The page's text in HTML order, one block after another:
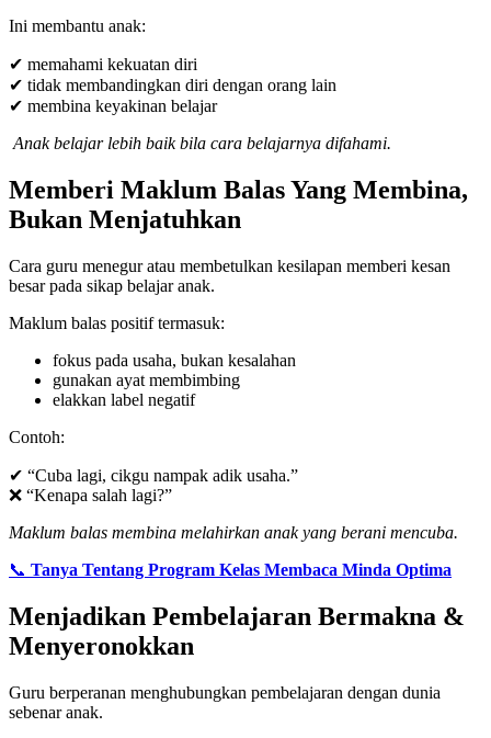
Ini membantu anak:
✔ memahami kekuatan diri
✔ tidak membandingkan diri dengan orang lain
✔ membina keyakinan belajar
Anak belajar lebih baik bila cara belajarnya difahami.
Memberi Maklum Balas Yang Membina,
Bukan Menjatuhkan
Cara guru menegur atau membetulkan kesilapan memberi kesan
besar pada sikap belajar anak.
Maklum balas positif termasuk:
fokus pada usaha, bukan kesalahan
gunakan ayat membimbing
elakkan label negatif
Contoh:
✔ “Cuba lagi, cikgu nampak adik usaha.”
❌ “Kenapa salah lagi?”
Maklum balas membina melahirkan anak yang berani mencuba.
📞 Tanya Tentang Program Kelas Membaca Minda Optima
Menjadikan Pembelajaran Bermakna &
Menyeronokkan
Guru berperanan menghubungkan pembelajaran dengan dunia
sebenar anak.